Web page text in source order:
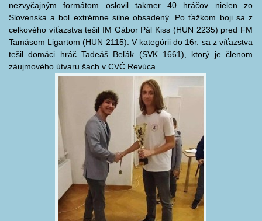
nezvyčajným formátom oslovil takmer 40 hráčov nielen zo
Slovenska a bol extrémne silne obsadený. Po ťažkom boji sa z
celkového víťazstva tešil IM Gábor Pál Kiss (HUN 2235) pred FM
Tamásom Ligartom (HUN 2115). V kategórii do 16r. sa z víťazstva
tešil domáci hráč Tadeáš Beľák (SVK 1661), ktorý je členom
záujmového útvaru šach v CVČ Revúca.